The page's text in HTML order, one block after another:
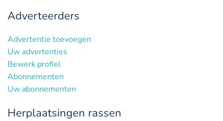
Adverteerders
Advertentie toevoegen
Uw advertenties
Bewerk profiel
Abonnementen
Uw abonnementen
Herplaatsingen rassen